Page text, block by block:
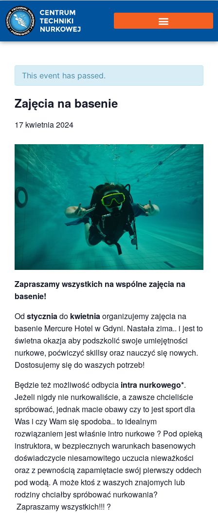
This event has passed.
Zajęcia na basenie
17 kwietnia 2024
Zapraszamy wszystkich na wspólne zajęcia na
basenie!
Od styczniado kwietniaorganizujemy zajęcia na
basenie Mercure Hotel w Gdyni. Nastała zima.. i jest to
świetna okazja aby podszkolić swoje umiejętności
nurkowe, poćwiczyć skillsy oraz nauczyć się nowych.
Dostosujemy się do waszych potrzeb!
Będzie też możliwość odbycia intra nurkowego*.
Jeżeli nigdy nie nurkowaliście, a zawsze chcieliście
spróbować, jednak macie obawy czy to jest sport dla
Was i czy Wam się spodoba.. to idealnym
rozwiązaniem jest właśnie intro nurkowe ? Pod opieką
instruktora, w bezpiecznych warunkach basenowych
doświadczycie niesamowitego uczucia nieważkości
oraz z pewnością zapamiętacie swój pierwszy oddech
pod wodą. A może ktoś z waszych znajomych lub
rodziny chciałby spróbować nurkowania?
Zapraszamy wszystkich!!! ?